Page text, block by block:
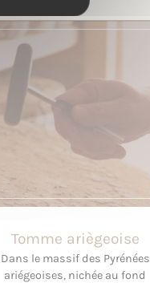
Tomme ariègeoise
Dans le massif des Pyrénées
ariégeoises, nichée au fond